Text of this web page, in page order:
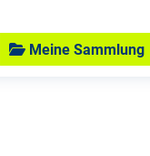
Meine Sammlung